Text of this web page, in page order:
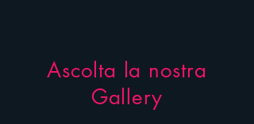
Ascolta la nostra
Gallery